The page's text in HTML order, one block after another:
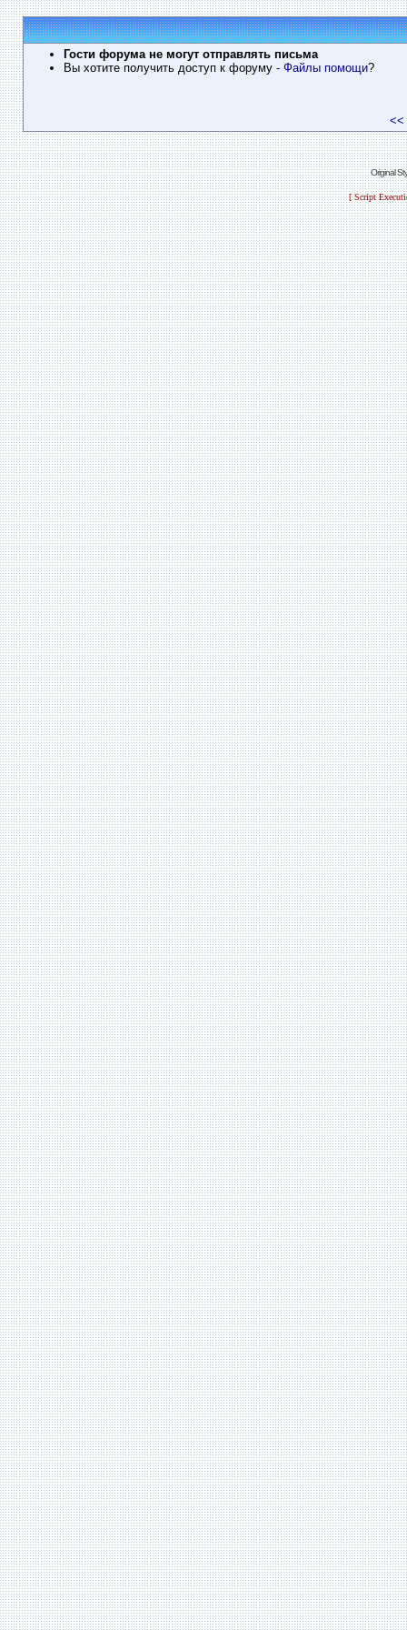
Гости форума не могут отправлять письма
Вы хотите получить доступ к форуму - Файлы помощи?
<<
Original
[ Script